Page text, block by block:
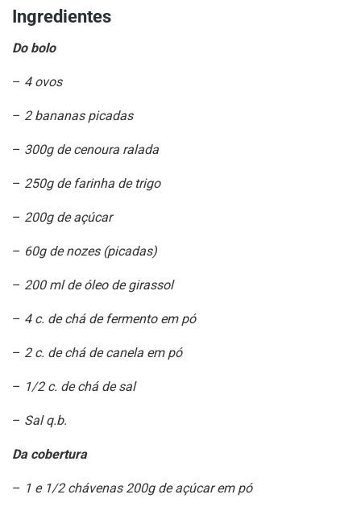
Ingredientes
Do bolo
– 4 ovos
– 2 bananas picadas
– 300g de cenoura ralada
– 250g de farinha de trigo
– 200g de açúcar
– 60g de nozes (picadas)
– 200 ml de óleo de girassol
– 4 c. de chá de fermento em pó
– 2 c. de chá de canela em pó
– 1/2 c. de chá de sal
– Sal q.b.
Da cobertura
– 1 e 1/2 chávenas 200g de açúcar em pó